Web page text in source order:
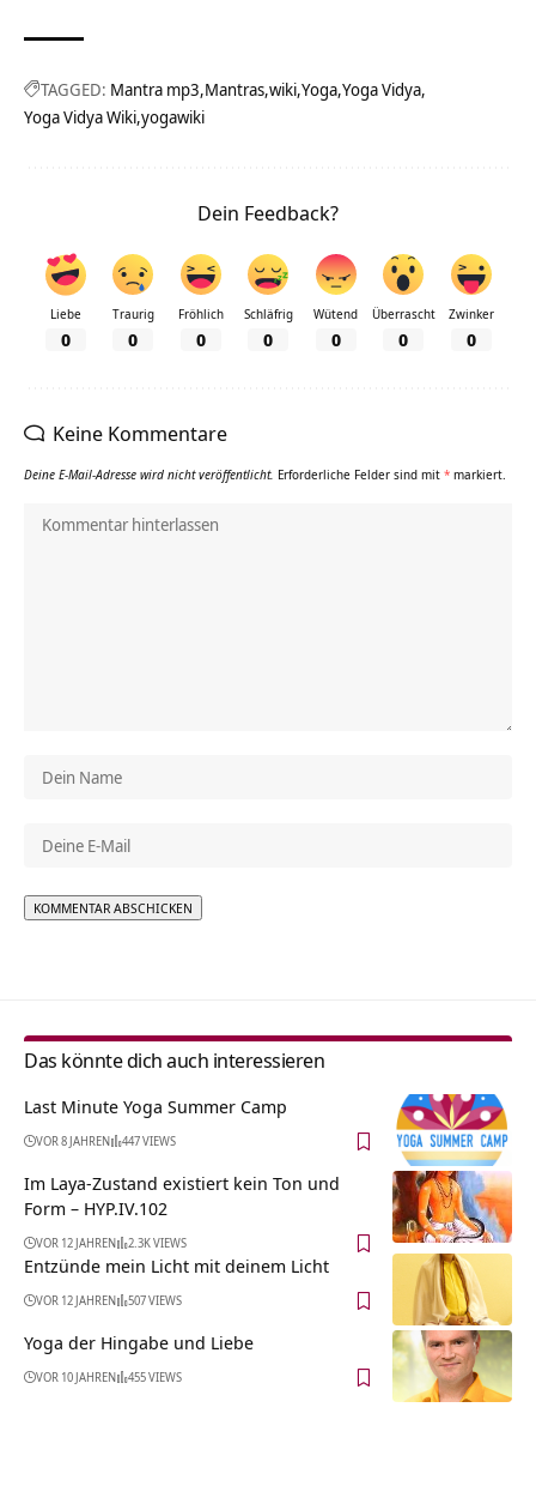
TAGGED: Mantra mp3 Mantras wiki Yoga Yoga Vidya
Yoga Vidya Wiki yogawiki
Dein Feedback?
Liebe
0
Traurig
0
Fröhlich
0
Schläfrig
0
Wütend
0
Überrascht
0
Zwinker
0
Keine Kommentare
Deine E-Mail-Adresse wird nicht veröffentlicht. Erforderliche Felder sind mit * markiert.
Das könnte dich auch interessieren
Last Minute Yoga Summer Camp
VOR 8 JAHREN 447 VIEWS
Im Laya-Zustand existiert kein Ton und
Form – HYP.IV.102
VOR 12 JAHREN 2.3K VIEWS
Entzünde mein Licht mit deinem Licht
VOR 12 JAHREN 507 VIEWS
Yoga der Hingabe und Liebe
VOR 10 JAHREN 455 VIEWS